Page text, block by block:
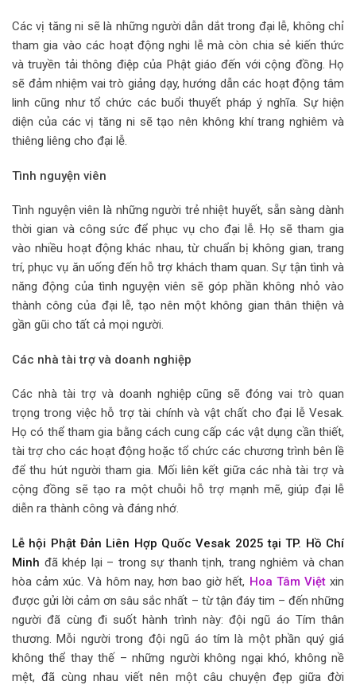
Các vị tăng ni sẽ là những người dẫn dắt trong đại lễ, không chỉ
tham gia vào các hoạt động nghi lễ mà còn chia sẻ kiến thức
và truyền tải thông điệp của Phật giáo đến với cộng đồng. Họ
sẽ đảm nhiệm vai trò giảng dạy, hướng dẫn các hoạt động tâm
linh cũng như tổ chức các buổi thuyết pháp ý nghĩa. Sự hiện
diện của các vị tăng ni sẽ tạo nên không khí trang nghiêm và
thiêng liêng cho đại lễ.
Tình nguyện viên
Tình nguyện viên là những người trẻ nhiệt huyết, sẵn sàng dành
thời gian và công sức để phục vụ cho đại lễ. Họ sẽ tham gia
vào nhiều hoạt động khác nhau, từ chuẩn bị không gian, trang
trí, phục vụ ăn uống đến hỗ trợ khách tham quan. Sự tận tình và
năng động của tình nguyện viên sẽ góp phần không nhỏ vào
thành công của đại lễ, tạo nên một không gian thân thiện và
gần gũi cho tất cả mọi người.
Các nhà tài trợ và doanh nghiệp
Các nhà tài trợ và doanh nghiệp cũng sẽ đóng vai trò quan
trọng trong việc hỗ trợ tài chính và vật chất cho đại lễ Vesak.
Họ có thể tham gia bằng cách cung cấp các vật dụng cần thiết,
tài trợ cho các hoạt động hoặc tổ chức các chương trình bên lề
để thu hút người tham gia. Mối liên kết giữa các nhà tài trợ và
cộng đồng sẽ tạo ra một chuỗi hỗ trợ mạnh mẽ, giúp đại lễ
diễn ra thành công và đáng nhớ.
Lễ hội Phật Đản Liên Hợp Quốc Vesak 2025 tại TP. Hồ Chí
Minh đã khép lại – trong sự thanh tịnh, trang nghiêm và chan
hòa cảm xúc. Và hôm nay, hơn bao giờ hết, Hoa Tâm Việtxin
được gửi lời cảm ơn sâu sắc nhất – từ tận đáy tim – đến những
người đã cùng đi suốt hành trình này: đội ngũ áo Tím thân
thương. Mỗi người trong đội ngũ áo tím là một phần quý giá
không thể thay thế – những người không ngại khó, không nề
mệt, đã cùng nhau viết nên một câu chuyện đẹp giữa đời